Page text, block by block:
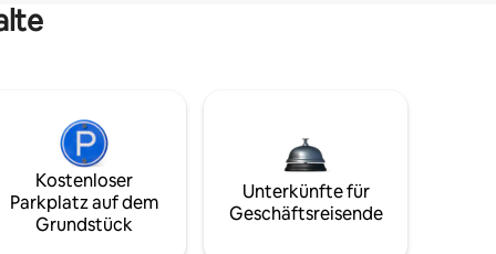
Kostenloser
Parkplatz auf dem
Grundstück
Unterkünfte für
Geschäftsreisende